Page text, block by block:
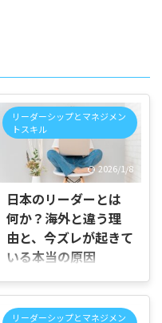
リーダーシップとマネジメン
トスキル
2026/1/8
日本のリーダーとは
何か？海外と違う理
由と、今ズレが起きて
いる本当の原因
という言葉で検索する人は、
日本の組織で求められている
リーダーシップとマネジメン